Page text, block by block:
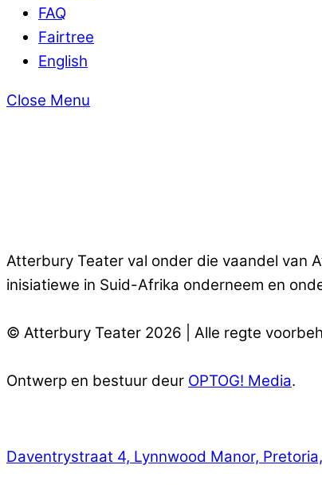
FAQ
Fairtree
English
Close Menu
Atterbury Teater val onder die vaandel van
inisiatiewe in Suid-Afrika onderneem en
© Atterbury Teater 2026 | Alle regte
Ontwerp en bestuur deur OPTOG! Media.
Daventrystraat 4, Lynnwood Manor,